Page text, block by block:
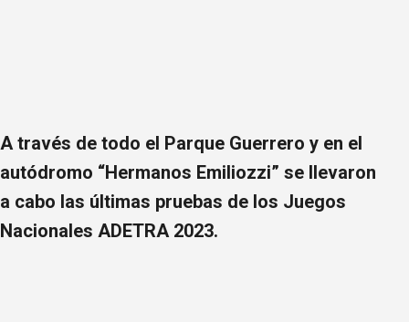
A través de todo el Parque Guerrero y en el
autódromo “Hermanos Emiliozzi” se llevaron
a cabo las últimas pruebas de los Juegos
Nacionales ADETRA 2023.